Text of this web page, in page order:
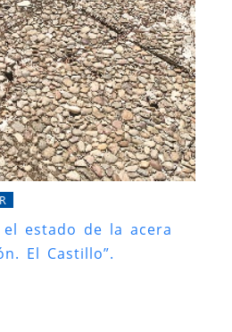
estado de la acera
El Castillo”.